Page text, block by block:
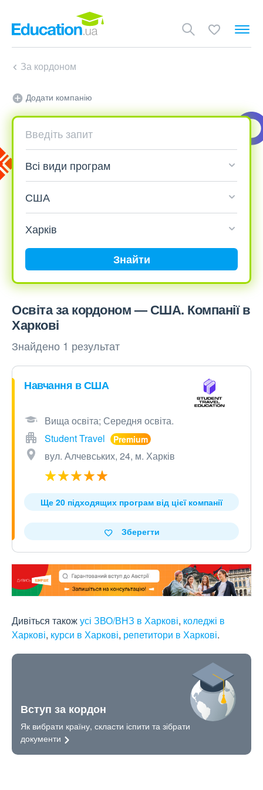
За кордоном
Додати компанію
Знайти
Освіта за кордоном — США. Компанії в
Харкові
Знайдено 1 результат
Навчання в США
Вища освіта; Середня освіта.
Student Travel
вул. Алчевських, 24, м. Харків
Ще 20 підходящих програм від цієї компанії
Зберегти
Дивіться такожусі ЗВО/ВНЗ в Харкові, коледжі в
Харкові, курси в Харкові, репетитори в Харкові.
Вступ за кордон
Як вибрати країну, скласти іспити та зібрати
документи